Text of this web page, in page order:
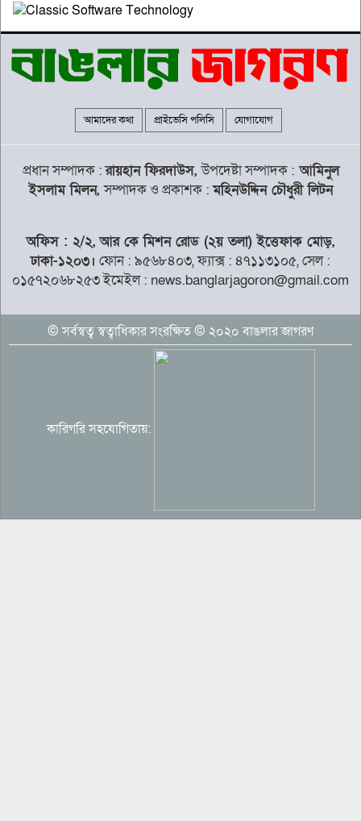
আত্মসাতের অভিযোগে এক প্রতারক
গ্রেপতার
উজিরপুরের সাতলায় অর্ধশত পরিবারের
একমাত্র কাঁচা সড়কের বেহাল দশা
দৈনিক মজুরি ৫০০ টাকা বাস্তবায়নের দাবিতে
কুলাউড়ায় চা শ্রমিকদের কর্মবিরতি
বিদায়ী বছরে বোয়েসেল’র রেকর্ড, জনশক্তি
রপ্তানি ১৯১৯৭
মেসিকে হত্যার ছক, বেরিয়ে এলো ভয়াবহ
তথ্য
পাকিস্তানে তথ্য পাচারের অভিযোগ
আমাদের কথা প্রাইভেসি পলিসি যোগাযোগ
প্রধান সম্পাদক :রায়হান ফিরদাউস,উপদেষ্টা সম্পাদক : আমিনুল
ইসলাম মিলন,সম্পাদক ও প্রকাশক :মহিনউদ্দিন চৌধুরী লিটন
অফিস : ২/২, আর কে মিশন রোড (২য় তলা) ইত্তেফাক মোড়,
ঢাকা-১২০৩। ফোন : ৯৫৬৮৪০৩, ফ্যাক্স : ৪৭১১৩১০৫, সেল :
০১৫৭২০৬৮২৫৩ ইমেইল : news.banglarjagoron@gmail.com
© সর্বস্বত্ব স্বত্বাধিকার সংরক্ষিত © ২০২০ বাঙলার জাগরণ
কারিগরি সহযোগিতায়: